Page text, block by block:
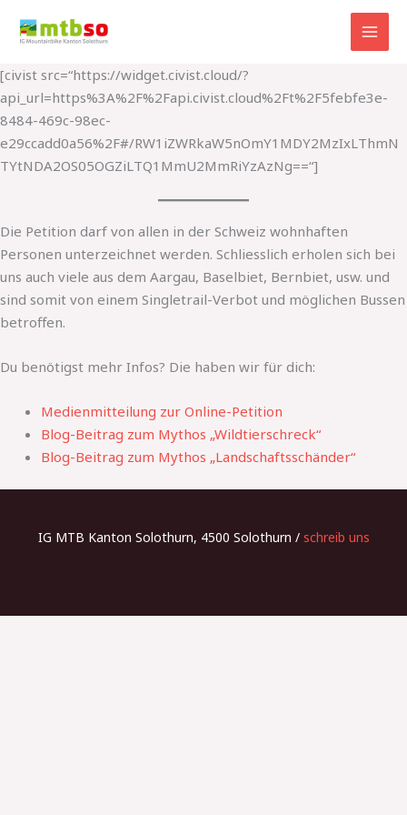
Inhalt
[civist src=“https://widget.civist.cloud/?
api_url=https%3A%2F%2Fapi.civist.cloud%2Ft%2F5febfe3e-
8484-469c-98ec-
e29ccadd0a56%2F#/RW1iZWRkaW5nOmY1MDY2MzIxLThmN
TYtNDA2OS05OGZiLTQ1MmU2MmRiYzAzNg==“]
Die Petition darf von allen in der Schweiz wohnhaften
Personen unterzeichnet werden. Schliesslich erholen sich bei
uns auch viele aus dem Aargau, Baselbiet, Bernbiet, usw. und
sind somit von einem Singletrail-Verbot und möglichen Bussen
betroffen.
Du benötigst mehr Infos? Die haben wir für dich:
Medienmitteilung zur Online-Petition
Blog-Beitrag zum Mythos „Wildtierschreck“
Blog-Beitrag zum Mythos „Landschaftsschänder“
IG MTB Kanton Solothurn, 4500 Solothurn / schreib uns